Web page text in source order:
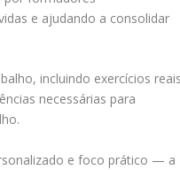
e ajudando a consolidar
incluindo exercícios
necessárias para
e foco prático — a